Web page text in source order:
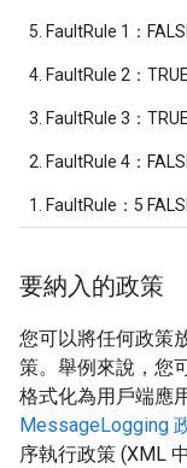
5. FaultRule 1：
4. FaultRule 2：TRUE
3. FaultRule 3：TRUE
2. FaultRule 4：
1. FaultRule：5
要納入的政策
您可以將任何政策
策。舉例來說，您
格式化為用戶端應
MessageLogging
序執行政策 (XML